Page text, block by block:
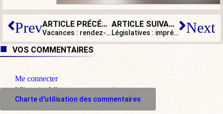
Prev ARTICLE PRÉCÉDENT
Vacances : rendez-vous en terre inconnue…
ARTICLE SUIVANT
Législatives : imprévision sondagière et système électoral Next
VOS COMMENTAIRES
Me connecter
M'inscrire à l'espace commentaire
Charte d'utilisation des commentaires